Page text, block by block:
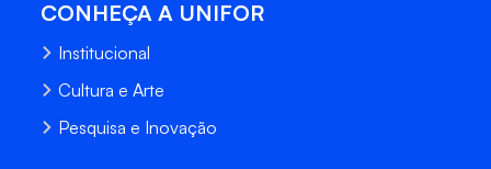
CONHEÇA A UNIFOR
Institucional
Cultura e Arte
Pesquisa e Inovação